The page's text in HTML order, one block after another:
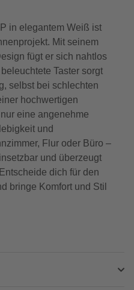
in elegantem Weiß ist
Mit seinem
fügt er sich nahtlos
Taster sorgt
selbst bei schlechten
hochwertigen
eine angenehme
und
Flur oder Büro –
und überzeugt
dich für den
bringe Komfort und Stil